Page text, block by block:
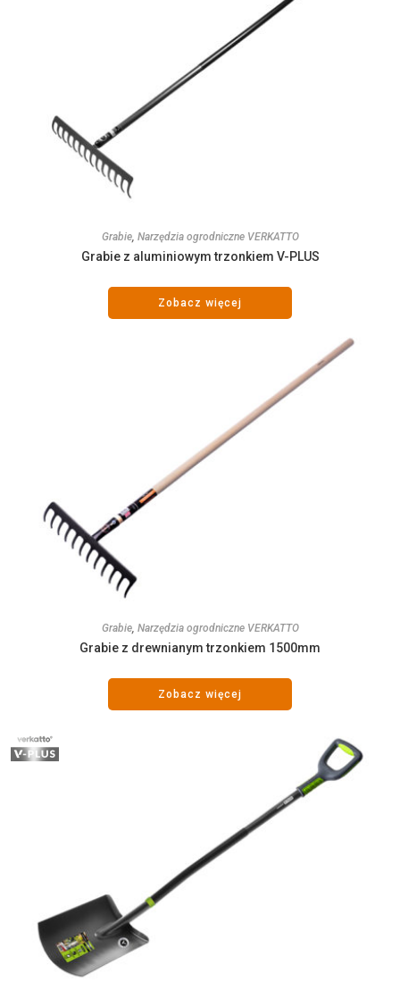
Grabie, Narzędzia ogrodniczne VERKATTO
Grabie z aluminiowym trzonkiem V-PLUS
Zobacz więcej
Grabie, Narzędzia ogrodniczne VERKATTO
Grabie z drewnianym trzonkiem 1500mm
Zobacz więcej